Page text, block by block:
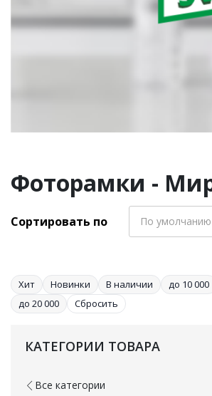
Фоторамки -
Сортировать по По умолчанию
Хит Новинки В наличии
до 10 000
до 20 000
Сбросить
КАТЕГОРИИ ТОВАРА
Все категории